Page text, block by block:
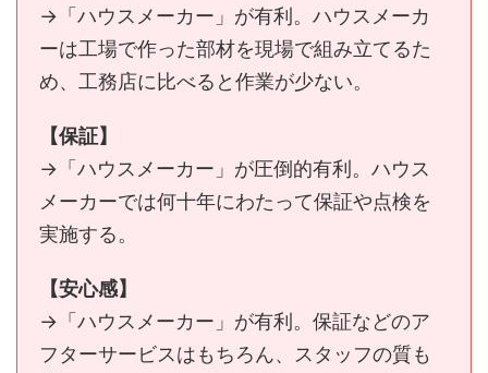
→「ハウスメーカー」が有利。ハウスメーカ
ーは工場で作った部材を現場で組み立てるた
め、工務店に比べると作業が少ない。
【保証】
→「ハウスメーカー」が圧倒的有利。ハウス
メーカーでは何十年にわたって保証や点検を
実施する。
【安心感】
→「ハウスメーカー」が有利。保証などのア
フターサービスはもちろん、スタッフの質も